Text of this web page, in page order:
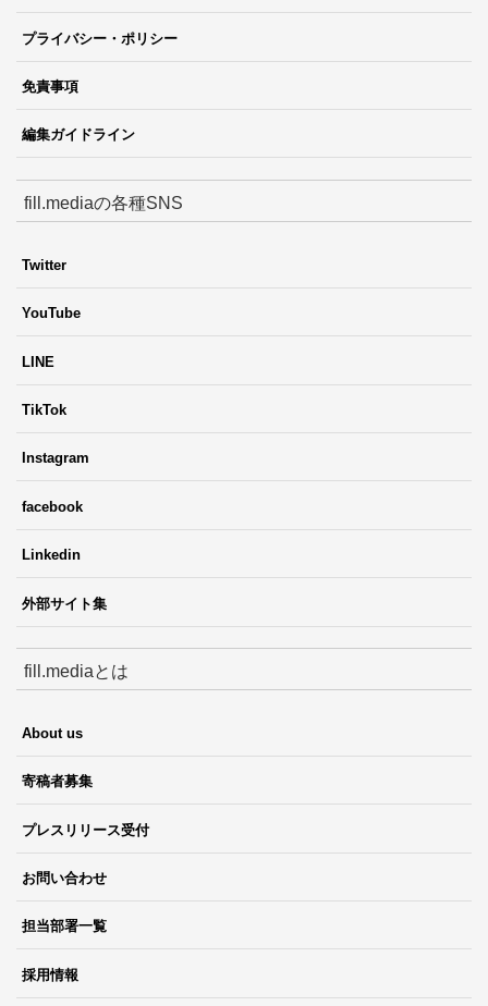
プライバシー・ポリシー
免責事項
編集ガイドライン
fill.mediaの各種SNS
Twitter
YouTube
LINE
TikTok
Instagram
facebook
Linkedin
外部サイト集
fill.mediaとは
About us
寄稿者募集
プレスリリース受付
お問い合わせ
担当部署一覧
採用情報